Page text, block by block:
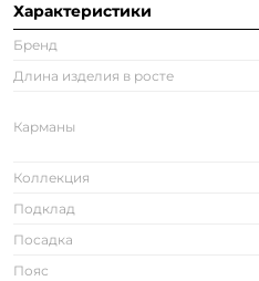
Характеристики
Бренд
Длина изделия в росте
Карманы
Коллекция
Подклад
Посадка
Пояс